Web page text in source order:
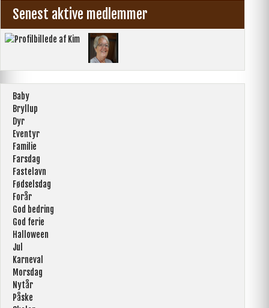
Senest aktive medlemmer
Baby
Bryllup
Dyr
Eventyr
Familie
Farsdag
Fastelavn
Fødselsdag
Forår
God bedring
God ferie
Halloween
Jul
Karneval
Morsdag
Nytår
Påske